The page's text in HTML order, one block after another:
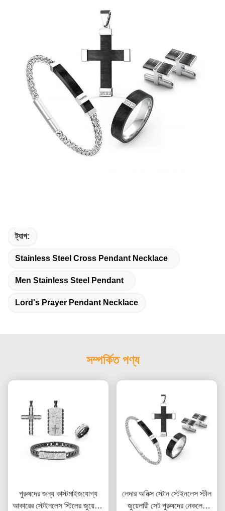
ট্যাগ:
Stainless Steel Cross Pendant Necklace
Men Stainless Steel Pendant
Lord's Prayer Pendant Necklace
সম্পর্কিত পণ্য
পুরুষদের জন্য কাস্টমাইজযোগ্য
আকারের স্টেইনলেস স্টিলের জুয়েলারি
লেদার অনিক্স স্টোন স্টেইনলেস স্টীল
জুয়েলারী সেট পুরুষদের নেকলেস